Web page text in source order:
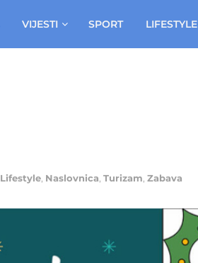
VIJESTI SPORT LIFESTYLE
Lifestyle Naslovnica Turizam Zabava